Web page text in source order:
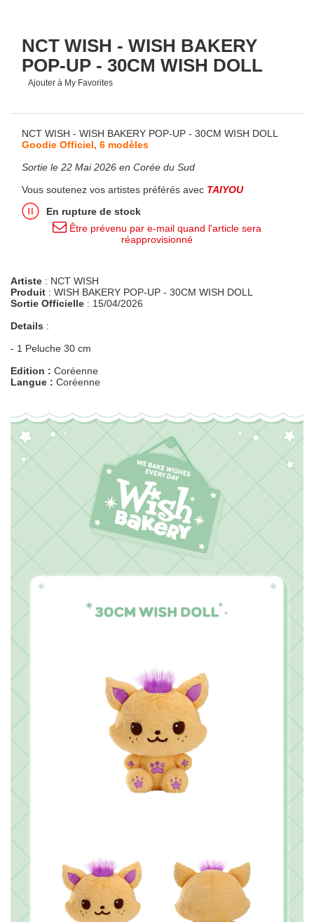
NCT WISH - WISH BAKERY
POP-UP - 30CM WISH DOLL
Ajouter à My Favorites
NCT WISH - WISH BAKERY POP-UP - 30CM WISH DOLL
Goodie Officiel, 6 modèles
Sortie le 22 Mai 2026 en Corée du Sud
Vous soutenez vos artistes préférés avec TAIYOU
En rupture de stock
Être prévenu par e-mail quand l'article sera
réapprovisionné
Artiste : NCT WISH
Produit : WISH BAKERY POP-UP - 30CM WISH DOLL
Sortie Officielle : 15/04/2026
Details :
- 1 Peluche 30 cm
Edition : Coréenne
Langue : Coréenne